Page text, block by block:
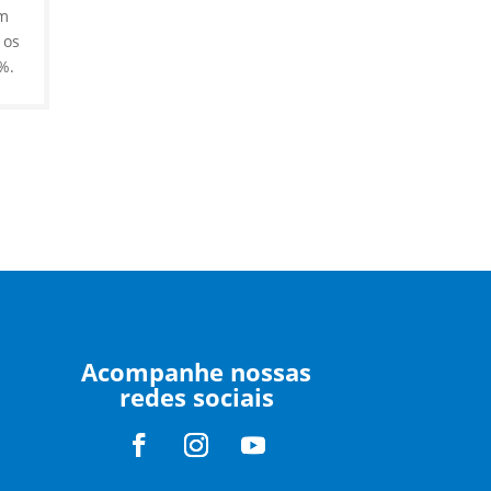
Acompanhe nossas
redes sociais